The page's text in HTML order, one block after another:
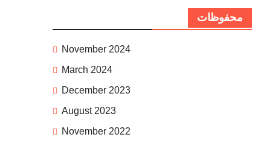
محفوظات
November 2024
March 2024
December 2023
August 2023
November 2022